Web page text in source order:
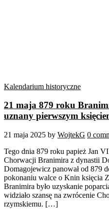
Kalendarium historyczne
21 maja 879 roku
uznany pierwszym
21 maja 2025 by WojtekG 0
Tego dnia 879 roku papież Jan
Chorwacji Branimira z dynastii
Domagojewicz panował od 879
pokonaniu walce o Knin księcia
Branimira było uzyskanie
widziało szansę na zwrócenie
rzymskiemu. […]